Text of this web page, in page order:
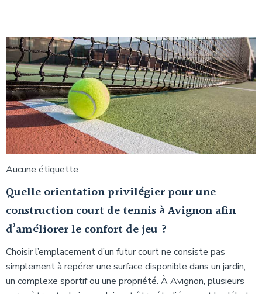
Aucune étiquette
Quelle orientation privilégier pour une
construction court de tennis à Avignon afin
d’améliorer le confort de jeu ?
Choisir l’emplacement d’un futur court ne consiste pas
simplement à repérer une surface disponible dans un jardin,
un complexe sportif ou une propriété. À Avignon, plusieurs